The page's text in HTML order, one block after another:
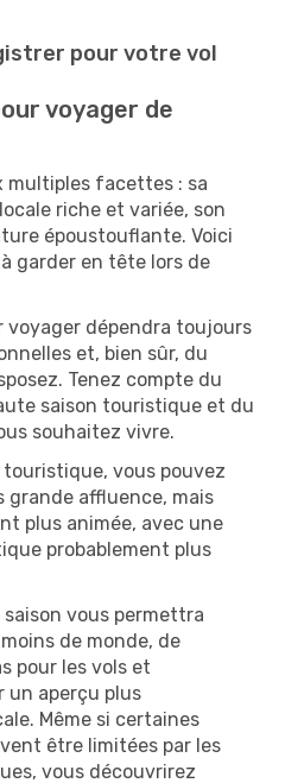
pour votre vol
voyager de
multiples facettes : sa
riche et variée, son
époustouflante. Voici
garder en tête lors de
voyager dépendra toujours
et, bien sûr, du
Tenez compte du
saison touristique et du
souhaitez vivre.
vous pouvez
grande affluence, mais
plus animée, avec une
probablement plus
saison vous permettra
de monde, de
pour les vols et
un aperçu plus
Même si certaines
être limitées par les
vous découvrirez